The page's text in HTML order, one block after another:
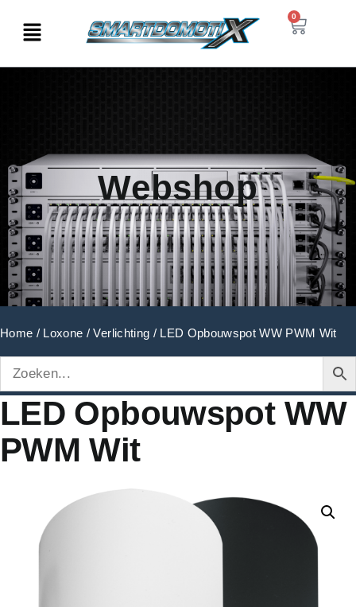
0
Webshop
Home / Loxone /Verlichting / LED Opbouwspot WW PWM Wit
LED Opbouwspot WW
PWM Wit